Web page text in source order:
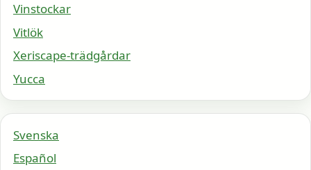
Vinstockar
Vitlök
Xeriscape-trädgårdar
Yucca
Svenska
Español